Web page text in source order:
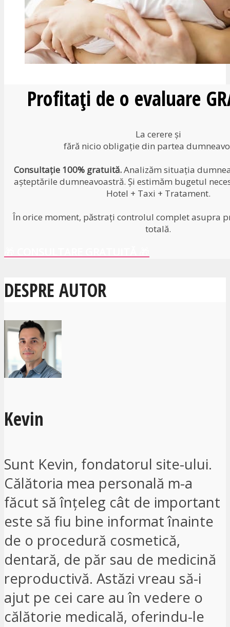
Profitați de o evaluare
La cerere și
fără nicio obligație din partea
Consultație 100% gratuită.Analizăm situația
așteptările dumneavoastră. Și estimăm bugetul
Hotel + Taxi + Tratament.
În orice moment, păstrați controlul complet asupra
totală.
DESPRE AUTOR
Kevin
Sunt Kevin, fondatorul site-ului.
Călătoria mea personală m-a
făcut să înțeleg cât de important
este să fiu bine informat înainte
de o procedură cosmetică,
dentară, de păr sau de medicină
reproductivă. Astăzi vreau să-i
ajut pe cei care au în vedere o
călătorie medicală, oferindu-le